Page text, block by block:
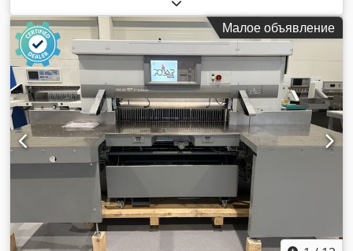
Stacker BST6800&BST6900». Предмет продажи: 1 x SDD
Belt Stacker BST6900: Состояние: Данное предложение
касается подержанного аксессуара, который может иметь
следы использования (незначительные царапины или
пожелтение). Работоспособность аксессуара проверена.
Упаковка и доставка: Dodpfxoytcpyj An Heck Вы можете
осмотреть устройство в наши рабочие часы. Для этого,
пожалуйста, запишитесь на прием! По запросу возможна
морская упаковка и доставка по всему миру! Для получения
более подробной информации вы, конечно, можете
связаться с нами лично.
Малое объявление